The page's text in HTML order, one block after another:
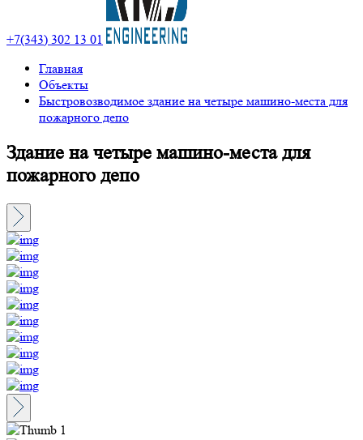
+7(343) 302 13 01
Главная
Объекты
Быстровозводимое здание на четыре машино-места для
пожарного депо
Здание на четыре машино-места для
пожарного депо